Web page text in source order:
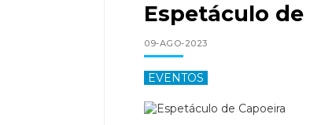
Espetáculo de
09-AGO-2023
EVENTOS